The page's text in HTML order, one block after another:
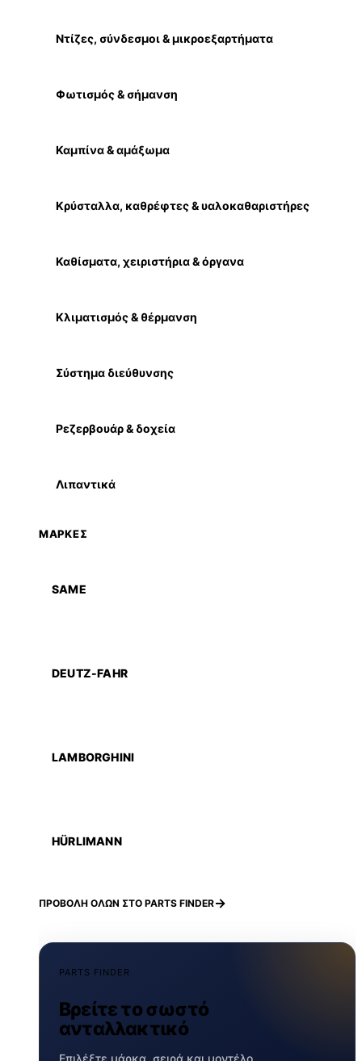
Ντίζες, σύνδεσμοι & μικροεξαρτήματα
Φωτισμός & σήμανση
Καμπίνα & αμάξωμα
Κρύσταλλα, καθρέφτες & υαλοκαθαριστήρες
Καθίσματα, χειριστήρια & όργανα
Κλιματισμός & θέρμανση
Σύστημα διεύθυνσης
Ρεζερβουάρ & δοχεία
Λιπαντικά
ΜΑΡΚΕΣ
SAME
DEUTZ-FAHR
LAMBORGHINI
HÜRLIMANN
ΠΡΟΒΟΛΗ ΟΛΩΝ ΣΤΟ PARTS FINDER
PARTS FINDER
Βρείτε το σωστό
ανταλλακτικό